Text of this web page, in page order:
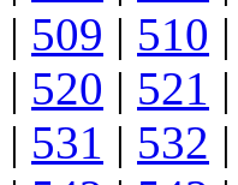
| 509 | 510 |
| 520 | 521 |
| 531 | 532 |